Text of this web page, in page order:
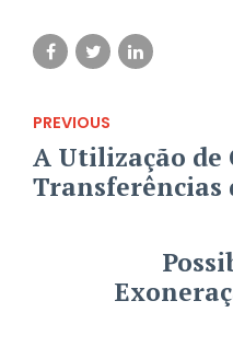
PREVIOUS
A Utilização de
Transferências